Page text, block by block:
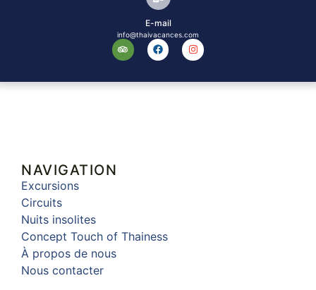
E-mail
info@thaivacances.com
NAVIGATION
Excursions
Circuits
Nuits insolites
Concept Touch of Thainess
À propos de nous
Nous contacter